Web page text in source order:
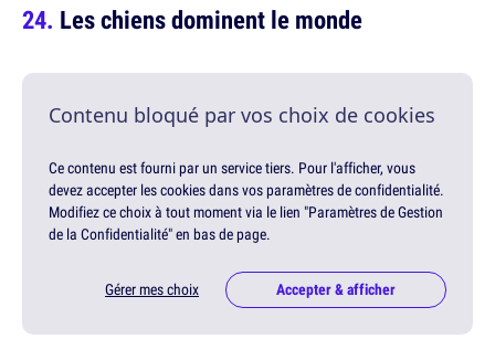
Les chiens dominent le monde
Contenu bloqué par vos choix de cookies
Ce contenu est fourni par un service tiers. Pour l'afficher, vous
devez accepter les cookies dans vos paramètres de confidentialité.
Modifiez ce choix à tout moment via le lien "Paramètres de Gestion
de la Confidentialité" en bas de page.
Gérer mes choix Accepter & afficher